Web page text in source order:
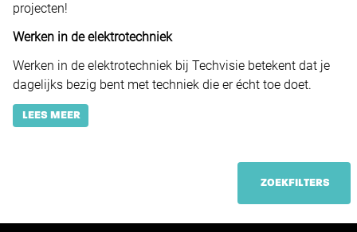
projecten!
Werken in de elektrotechniek
Werken in de elektrotechniek bij Techvisie betekent dat je
dagelijks bezig bent met techniek die er écht toe doet.
LEES MEER
ZOEKFILTERS